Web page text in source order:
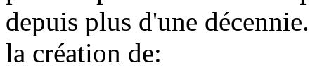
depuis plus d'une
la création de: